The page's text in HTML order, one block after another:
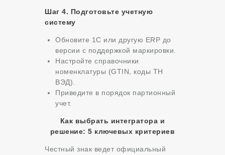
Шаг 4. Подготовьте учетную
систему
Обновите 1С или другую ERP до
версии с поддержкой маркировки.
Настройте справочники
номенклатуры (GTIN, коды ТН
ВЭД).
Приведите в порядок партионный
учет.
Как выбрать интегратора и
решение: 5 ключевых критериев
Честный знак ведет официальный